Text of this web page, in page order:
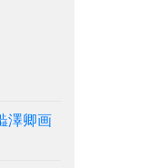
澤卿画